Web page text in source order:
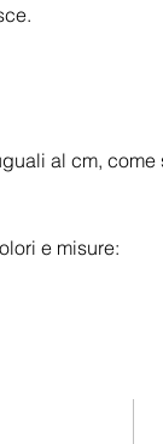
al cm,
e misure: